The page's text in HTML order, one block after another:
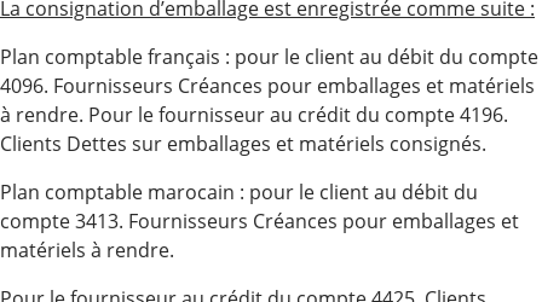
La consignation d’emballage est enregistrée comme suite :
Plan comptable français : pour le client au débit du compte
4096. Fournisseurs Créances pour emballages et matériels
à rendre. Pour le fournisseur au crédit du compte 4196.
Clients Dettes sur emballages et matériels consignés.
Plan comptable marocain : pour le client au débit du
compte 3413. Fournisseurs Créances pour emballages et
matériels à rendre.